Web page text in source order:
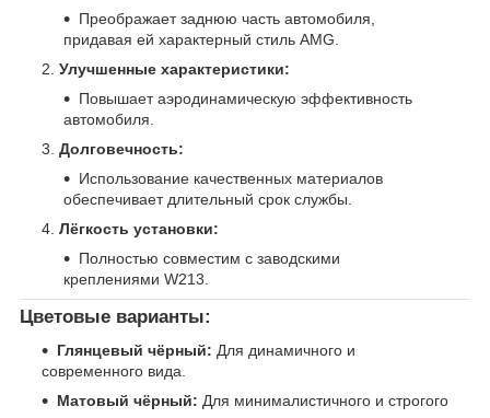
Преображает заднюю часть автомобиля,
придавая ей характерный стиль AMG.
Улучшенные характеристики:
Повышает аэродинамическую эффективность
автомобиля.
Долговечность:
Использование качественных материалов
обеспечивает длительный срок службы.
Лёгкость установки:
Полностью совместим с заводскими
креплениями W213.
Цветовые варианты:
Глянцевый чёрный: Для динамичного и
современного вида.
Матовый чёрный: Для минималистичного и строгого